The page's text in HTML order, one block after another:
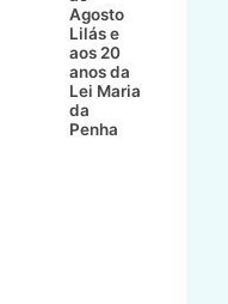
Agosto
Lilás e
aos 20
anos da
Lei Maria
da
Penha